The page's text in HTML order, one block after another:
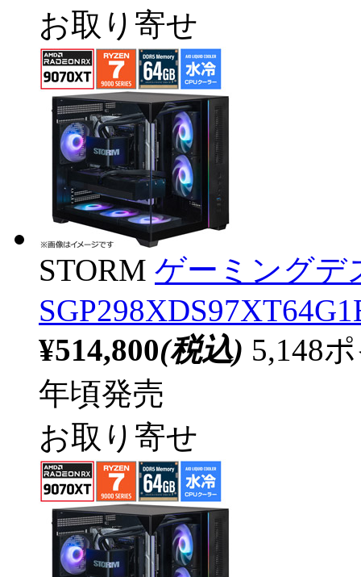
お取り寄せ
STORM ゲーミングデ
¥514,800(税込) 5,148
年頃発売
お取り寄せ